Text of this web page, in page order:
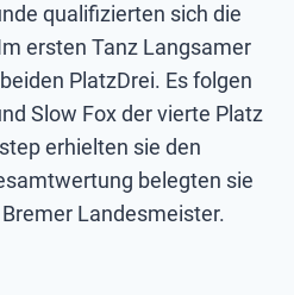
qualifizierten sich die
ersten Tanz Langsamer
PlatzDrei. Es folgen
Slow Fox der vierte Platz
erhielten sie den
belegten sie
Landesmeister.